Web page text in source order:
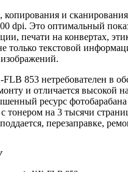
копирования и
dpi. Это оптимальный
печати на конвертах,
только текстовой
853 нетребователен в
и отличается высокой
ресурс
тонером на 3 тысячи
перезаправке,